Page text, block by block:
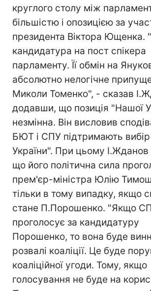
круглого столу між
більшістю і опозицією за
президента Віктора Ющенка.
кандидатура на пост спікера
парламенту. Її обмін на
абсолютно нелогічне
Миколи Томенко", - сказав
додавши, що позиція "Нашої
незмінна. Він висловив
БЮТ і СПУ підтримають
України". При цьому І.Жданов
що його політична сила
прем'єр-міністра Юлію
тільки в тому випадку, якщо
стане П.Порошенко. "Якщо
проголосує за кандидатуру
Порошенко, то вона буде
розвалі коаліції. Це буде
коаліційної угоди. Тому, якщо
голосування не буде на